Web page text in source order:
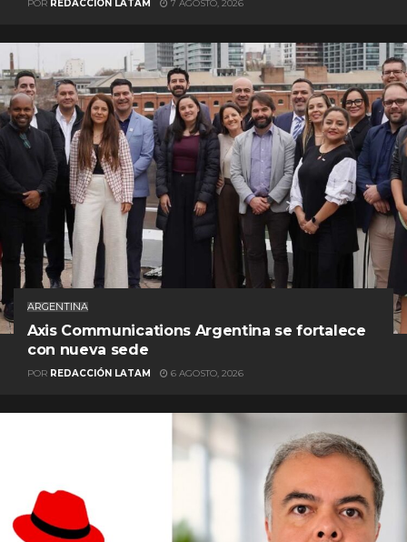
POR REDACCIÓN LATAM 7 AGOSTO, 2026
ARGENTINA
Axis Communications Argentina se fortalece
con nueva sede
POR REDACCIÓN LATAM 6 AGOSTO, 2026